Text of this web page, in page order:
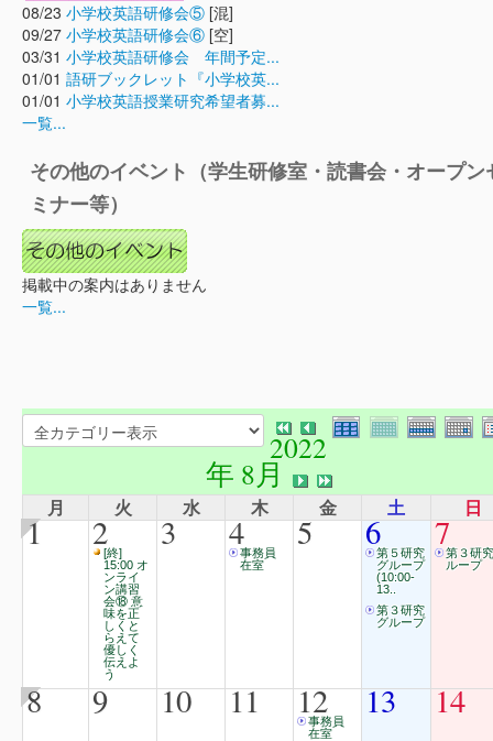
08/23 小学校英語研修会⑤ [混]
09/27 小学校英語研修会⑥ [空]
03/31 小学校英語研修会 年間予定...
01/01 語研ブックレット『小学校英...
01/01 小学校英語授業研究希望者募...
一覧...
その他のイベント（学生研修室・読書会・オープン
ミナー等）
掲載中の案内はありません
一覧...
2022
年 8月
月 火 水 木 金 土 日
1 2[終]
15:00 オ
ンライ
ン講習
会⑱ 意
味を正
しくと
らえて
優しく
伝えよ
う
3 4事務員
在室
5 6第５研究
グループ
(10:00-
13..
第３研究
グループ
7第３研
ループ
8 9 10 11 12
事務員
在室
13 14